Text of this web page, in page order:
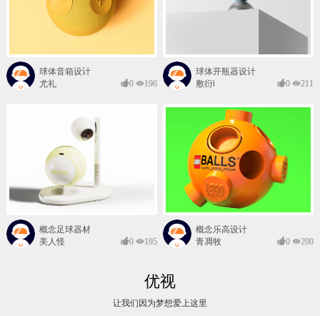
球体音箱设计
尤礼
0 196
球体开瓶器设计
敷衍i
0 211
概念足球器材
美人怪
0 195
概念乐高设计
青凋牧
0 200
优视
让我们因为梦想爱上这里